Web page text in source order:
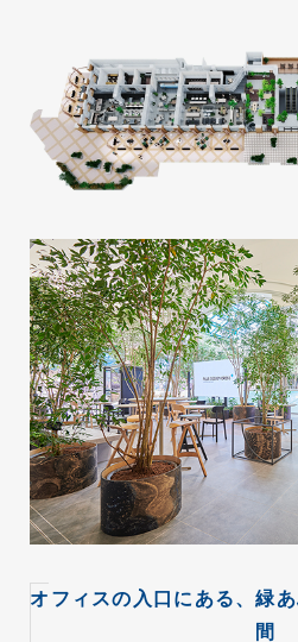
オフィスの入口にある、緑
間